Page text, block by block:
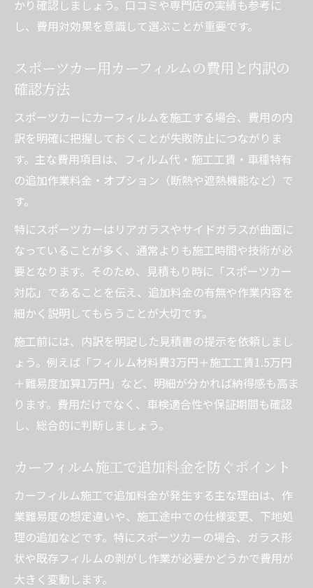
かり確認しましょう。口コミや専門店の実績も参考に
し、費用対効果を意識して選ぶことが重要です。
スポーツカー用カーフィルムの費用と内訳の
確認方法
スポーツカーにカーフィルムを施工する場合、費用の内
訳を明確に把握しておくことが失敗防止につながりま
す。主な費用項目は、フィルム代・施工工賃・車種特有
の追加作業料金・オプション（断熱や遮熱機能など）で
す。
特にスポーツカーはリアガラスやサイドガラスが曲面に
なっていることが多く、通常よりも施工時間や技術が必
要となります。そのため、見積もり時に「スポーツカー
対応」であることを伝え、追加料金の有無や作業内容を
細かく説明してもらうことが大切です。
施工前には、内訳を明記した見積書の提示を依頼しまし
ょう。例えば「フィルム材料費3万円＋施工工賃1.5万円
＋難易度加算1万円」など、明細が分かれば納得感も高ま
ります。費用だけでなく、車検適合性や保証期間も確認
し、総合的に判断しましょう。
カーフィルム施工で追加料金を防ぐポイント
カーフィルム施工で追加料金が発生する主な理由は、作
業難易度の想定違いや、施工途中での仕様変更、下地処
理の追加などです。特にスポーツカーの場合、ガラス形
状や既存フィルムの剥がし作業が必要かどうかで費用が
大きく変動します。